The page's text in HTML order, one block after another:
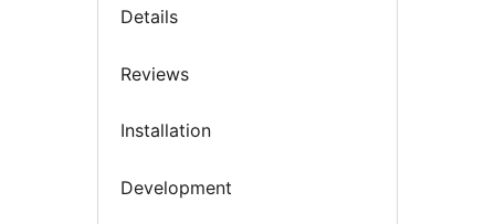
Details
Reviews
Installation
Development